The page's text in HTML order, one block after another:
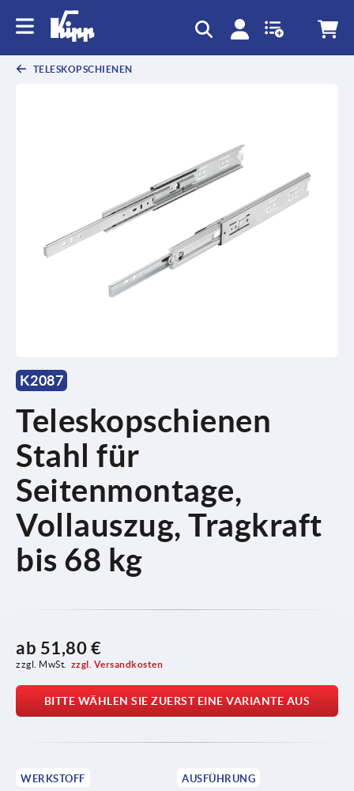
TELESKOPSCHIENEN
K2087
Teleskopschienen
Stahl für
Seitenmontage,
Vollauszug, Tragkraft
bis 68 kg
ab 51,80 €
zzgl. MwSt. zzgl. Versandkosten
BITTE WÄHLEN SIE ZUERST EINE VARIANTE AUS
WERKSTOFF AUSFÜHRUNG